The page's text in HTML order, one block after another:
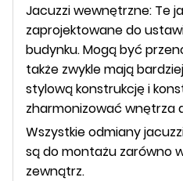
Jacuzzi wewnętrzne: Te
zaprojektowane do
budynku. Mogą być
także zwykle mają
stylową konstrukcję i
zharmonizować wnętrza
Wszystkie odmiany
są do montażu zarówno
zewnątrz.